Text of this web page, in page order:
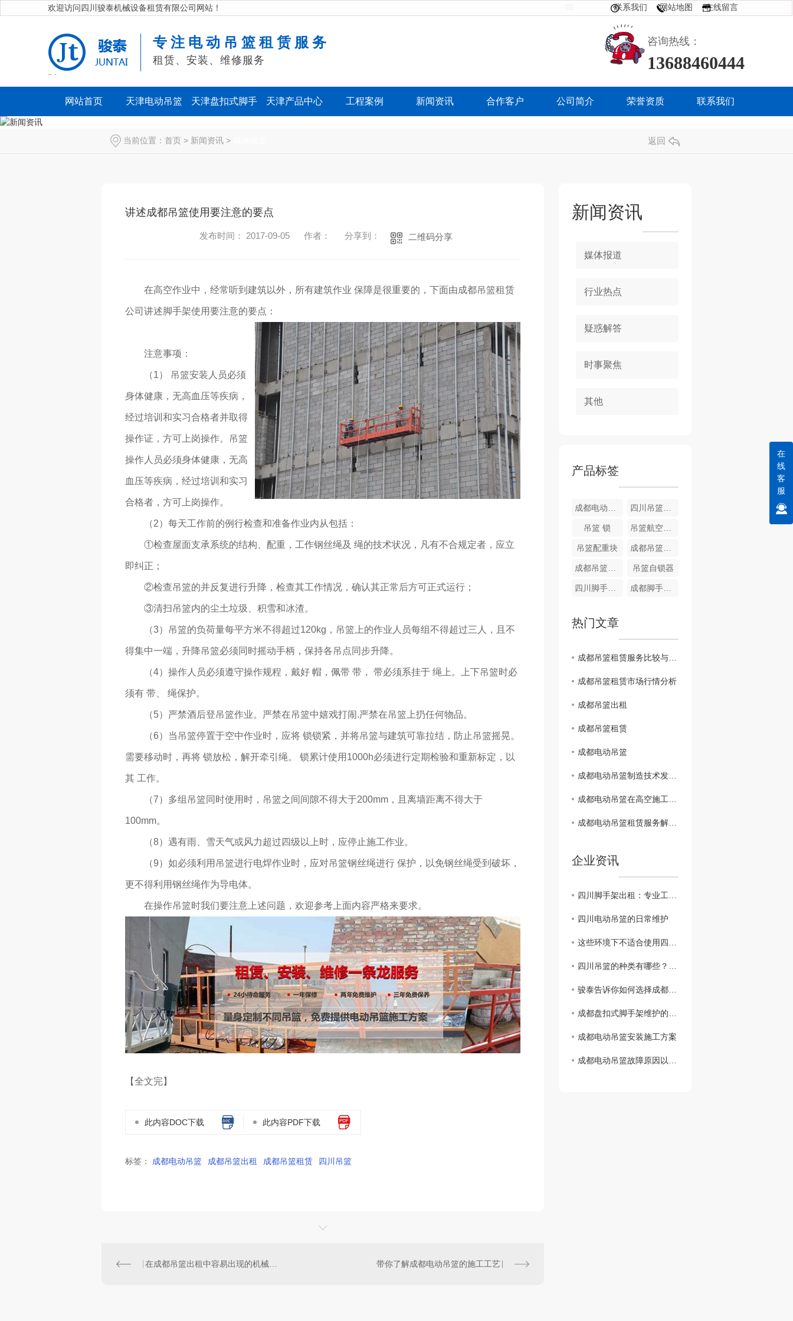
欢迎访问四川骏泰机械设备租赁有限公司网站！ 在线留言
网站地图
联系我们
" />
专注电动吊篮租赁服务
租赁、安装、维修服务
咨询热线：
13688460444
网站首页 天津电动吊篮 天津盘扣式脚手 天津产品中心 工程案例 新闻资讯 合作客户 公司简介 荣誉资质 联系我们
当前位置： 首页 > 新闻资讯 > 返回
讲述成都吊篮使用要注意的要点
发布时间： 2017-09-05 作者： 分享到： 二维码分享
在高空作业中，经常听到建筑以外，所有建筑作业 保障是很重要的，下面由成都吊篮租赁
公司讲述脚手架使用要注意的要点：
注意事项：
（1） 吊篮安装人员必须
身体健康，无高血压等疾病，
经过培训和实习合格者并取得
操作证，方可上岗操作。吊篮
操作人员必须身体健康，无高
血压等疾病，经过培训和实习
合格者，方可上岗操作。
（2）每天工作前的例行检查和准备作业内从包括：
①检查屋面支承系统的结构、配重，工作钢丝绳及 绳的技术状况，凡有不合规定者，应立
即纠正；
②检查吊篮的并反复进行升降，检查其工作情况，确认其正常后方可正式运行；
③清扫吊篮内的尘土垃圾、积雪和冰渣。
（3）吊篮的负荷量每平方米不得超过120kg，吊篮上的作业人员每组不得超过三人，且不
得集中一端，升降吊篮必须同时摇动手柄，保持各吊点同步升降。
（4）操作人员必须遵守操作规程，戴好 帽，佩带 带， 带必须系挂于 绳上。上下吊篮时必
须有 带、 绳保护。
（5）严禁酒后登吊篮作业。严禁在吊篮中嬉戏打闹.严禁在吊篮上扔任何物品。
（6）当吊篮停置于空中作业时，应将 锁锁紧，并将吊篮与建筑可靠拉结，防止吊篮摇晃。
需要移动时，再将 锁放松，解开牵引绳。 锁累计使用1000h必须进行定期检验和重新标定，以
其 工作。
（7）多组吊篮同时使用时，吊篮之间间隙不得大于200mm，且离墙距离不得大于
100mm。
（8）遇有雨、雪天气或风力超过四级以上时，应停止施工作业。
（9）如必须利用吊篮进行电焊作业时，应对吊篮钢丝绳进行 保护，以免钢丝绳受到破坏，
更不得利用钢丝绳作为导电体。
在操作吊篮时我们要注意上述问题，欢迎参考上面内容严格来要求。
【全文完】
此内容DOC下载 此内容PDF下载
标签： 成都电动吊篮 成都吊篮出租 成都吊篮租赁 四川吊篮
带你了解成都电动吊篮的施工工艺
新闻资讯
媒体报道
行业热点
疑惑解答
时事聚焦
其他
产品标签
成都电动吊篮设备 四川吊篮电箱
吊篮 锁 吊篮航空钢丝绳
吊篮配重块 成都吊篮设备出租
成都吊篮配件-五芯线 吊篮自锁器
四川脚手架租赁 成都脚手架租赁
热门文章
成都吊篮租赁服务比较与选择技巧
成都吊篮租赁市场行情分析
成都吊篮出租
成都吊篮租赁
成都电动吊篮
成都电动吊篮制造技术发展趋势：智能化与环保共融
成都电动吊篮在高空施工中的应用与优势探讨
成都电动吊篮租赁服务解析：选择..合作伙伴的关键
企业资讯
四川脚手架出租：专业工程搭建服务提供商
四川电动吊篮的日常维护
这些环境下不适合使用四川吊篮！
四川吊篮的种类有哪些？看这里！
骏泰告诉你如何选择成都吊篮生产厂家？
成都盘扣式脚手架维护的这点重要性
成都电动吊篮安装施工方案
成都电动吊篮故障原因以及处理方法汇总
在
线
客
服